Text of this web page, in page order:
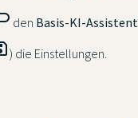
den Basis-KI-Assistent
) die Einstellungen.